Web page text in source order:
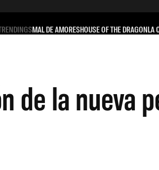
MAL DE AMORESHOUSE OF THE DRAGONLA
de la nueva